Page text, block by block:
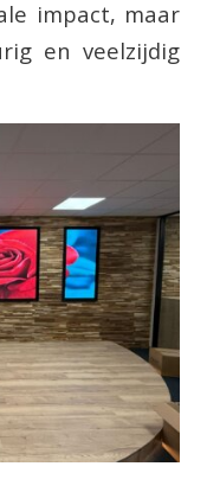
impact, maar
en veelzijdig